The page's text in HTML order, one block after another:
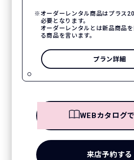
オーダーレンタル商品はプラス
必要となります。
オーダーレンタルとは新品商品
る商品を言います。
プラン詳細
WEBカタログ
来店予約する